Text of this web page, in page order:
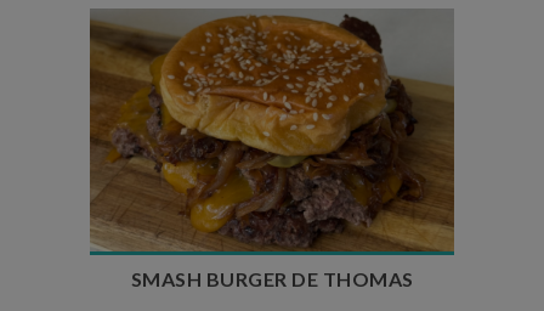
Temps de préparation : 20 min
Temps de cuisson : 5 à 10 min
Nombre de couverts : 4
SMASH BURGER DE THOMAS